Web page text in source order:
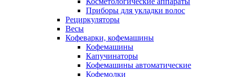
Приборы для укладки волос
Рециркуляторы
Весы
Кофеварки, кофемашины
Кофемашины
Капучинаторы
Кофемашины автоматические
Кофемолки